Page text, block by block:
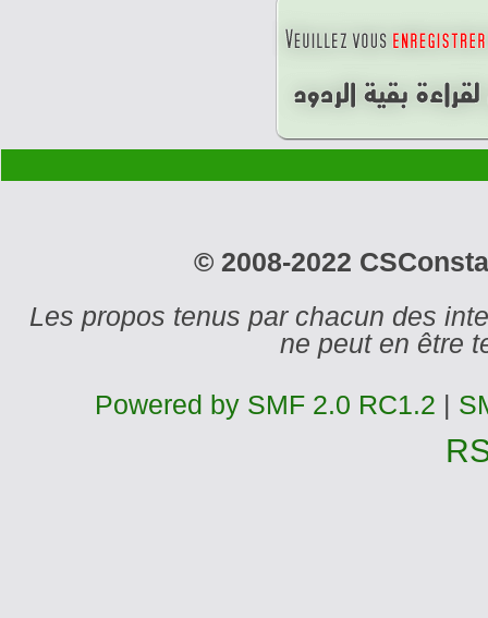
© 2008-2022
Les propos tenus par chacun des
ne peut en être
Powered by SMF 2.0 RC1.2 |